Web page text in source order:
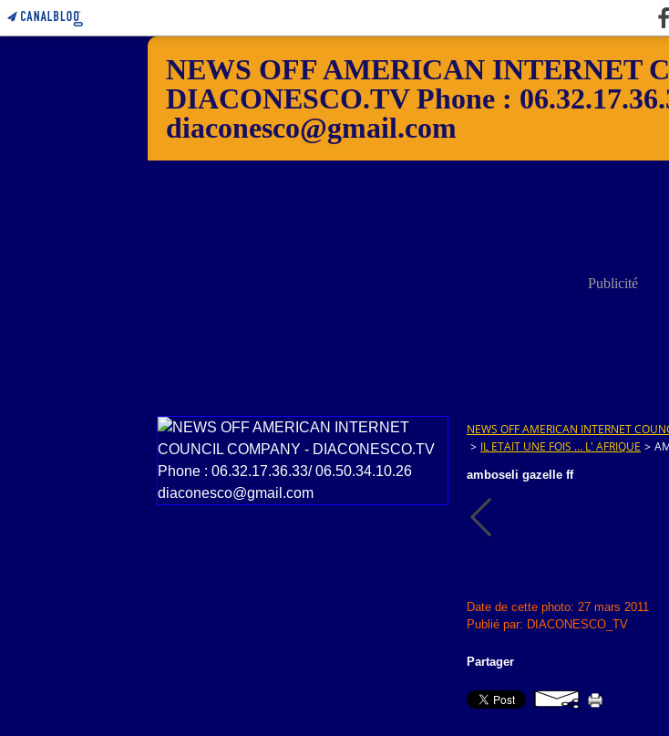
NEWS OFF AMERICAN INTERNET
DIACONESCO.TV Phone :
diaconesco@gmail.com
Publicité
NEWS OFF AMERICAN INTERNET
> IL ETAIT UNE FOIS ... L' AFRIQUE >
amboseli gazelle ff
Date de cette photo: 27 mars 2011
Publié par: DIACONESCO_TV
Partager